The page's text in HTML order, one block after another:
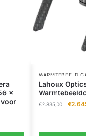
x
voor
WARMTEBEELD
Lahoux
€2.835,00 €